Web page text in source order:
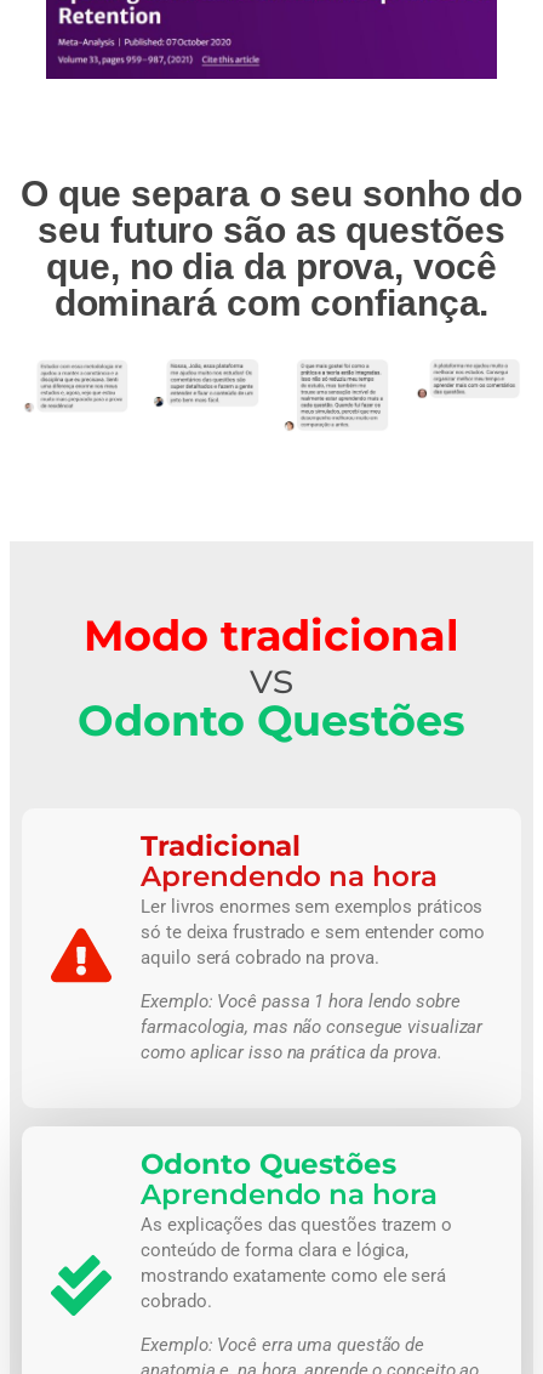
O que separa o seu sonho do
seu futuro são as questões
que, no dia da prova, você
dominará com confiança.
Modo tradicional
vs
Odonto Questões
Tradicional
Aprendendo na hora
Ler livros enormes sem exemplos práticos
só te deixa frustrado e sem entender como
aquilo será cobrado na prova.
Exemplo: Você passa 1 hora lendo sobre
farmacologia, mas não consegue visualizar
como aplicar isso na prática da prova.
Odonto Questões
Aprendendo na hora
As explicações das questões trazem o
conteúdo de forma clara e lógica,
mostrando exatamente como ele será
cobrado.
Exemplo: Você erra uma questão de